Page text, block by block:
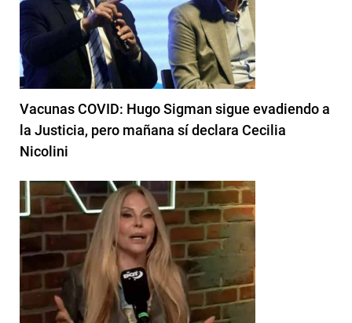
Vacunas COVID: Hugo Sigman sigue evadiendo a
la Justicia, pero mañana sí declara Cecilia
Nicolini